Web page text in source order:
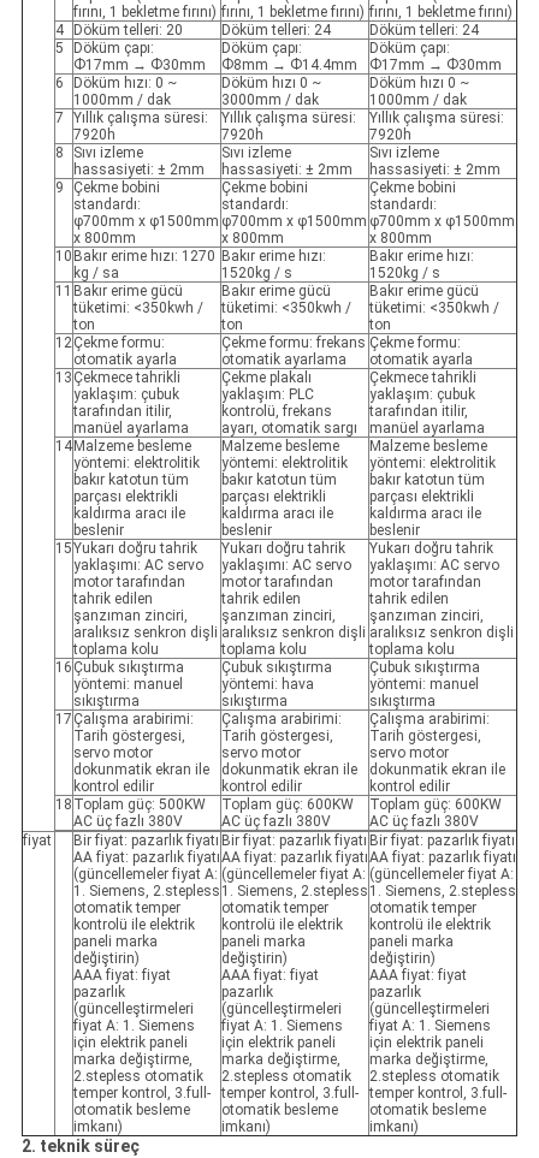
fırını, 1 bekletme fırını) fırını, 1 bekletme fırını) fırını, 1 bekletme fırını)
4
Döküm telleri: 20 Döküm telleri: 24
Döküm telleri: 24
5
Döküm çapı:
Ф17mm → Ф30mm
Döküm çapı:
Ф8mm → Ф14.4mm
Döküm çapı:
Ф17mm → Ф30mm
6
Döküm hızı: 0 ~
1000mm / dak
Döküm hızı 0 ~
3000mm / dak
Döküm hızı 0 ~
1000mm / dak
7
Yıllık çalışma süresi:
7920h
Yıllık çalışma süresi:
7920h
Yıllık çalışma süresi:
7920h
8
Sıvı izleme
hassasiyeti: ± 2mm
Sıvı izleme
hassasiyeti: ± 2mm
Sıvı izleme
hassasiyeti: ± 2mm
9
Çekme bobini
standardı:
φ700mm x φ1500mm
x 800mm
Çekme bobini
standardı:
φ700mm x φ1500mm
x 800mm
Çekme bobini
standardı:
φ700mm x φ1500mm
x 800mm
10 Bakır erime hızı: 1270
kg / sa
Bakır erime hızı:
1520kg / s
Bakır erime hızı:
1520kg / s
11 Bakır erime gücü
tüketimi: <350kwh /
ton
Bakır erime gücü
tüketimi: <350kwh /
ton
Bakır erime gücü
tüketimi: <350kwh /
ton
12Çekme formu:
otomatik ayarla
Çekme formu: frekans
otomatik ayarlama
Çekme formu:
otomatik ayarla
13 Çekmece tahrikli
yaklaşım: çubuk
tarafından itilir,
manüel ayarlama
Çekme plakalı
yaklaşım: PLC
kontrolü, frekans
ayarı, otomatik sargı
Çekmece tahrikli
yaklaşım: çubuk
tarafından itilir,
manüel ayarlama
14 Malzeme besleme
yöntemi: elektrolitik
bakır katotun tüm
parçası elektrikli
kaldırma aracı ile
beslenir
Malzeme besleme
yöntemi: elektrolitik
bakır katotun tüm
parçası elektrikli
kaldırma aracı ile
beslenir
Malzeme besleme
yöntemi: elektrolitik
bakır katotun tüm
parçası elektrikli
kaldırma aracı ile
beslenir
15Yukarı doğru tahrik
yaklaşımı: AC servo
motor tarafından
tahrik edilen
şanzıman zinciri,
aralıksız senkron dişli
toplama kolu
Yukarı doğru tahrik
yaklaşımı: AC servo
motor tarafından
tahrik edilen
şanzıman zinciri,
aralıksız senkron dişli
toplama kolu
Yukarı doğru tahrik
yaklaşımı: AC servo
motor tarafından
tahrik edilen
şanzıman zinciri,
aralıksız senkron dişli
toplama kolu
16 Çubuk sıkıştırma
yöntemi: manuel
sıkıştırma
Çubuk sıkıştırma
yöntemi: hava
sıkıştırma
Çubuk sıkıştırma
yöntemi: manuel
sıkıştırma
17 Çalışma arabirimi:
Tarih göstergesi,
servo motor
dokunmatik ekran ile
kontrol edilir
Çalışma arabirimi:
Tarih göstergesi,
servo motor
dokunmatik ekran ile
kontrol edilir
Çalışma arabirimi:
Tarih göstergesi,
servo motor
dokunmatik ekran ile
kontrol edilir
18 Toplam güç: 500KW
AC üç fazlı 380V
Toplam güç: 600KW
AC üç fazlı 380V
Toplam güç: 600KW
AC üç fazlı 380V
fiyat
Bir fiyat: pazarlık fiyatı
AA fiyat: pazarlık fiyatı
(güncellemeler fiyat A:
1. Siemens, 2.stepless
otomatik temper
kontrolü ile elektrik
paneli marka
değiştirin)
AAA fiyat: fiyat
pazarlık
(güncelleştirmeleri
fiyat A: 1. Siemens
için elektrik paneli
marka değiştirme,
2.stepless otomatik
temper kontrol, 3.full-
otomatik besleme
imkanı)
Bir fiyat: pazarlık fiyatı
AA fiyat: pazarlık fiyatı
(güncellemeler fiyat A:
1. Siemens, 2.stepless
otomatik temper
kontrolü ile elektrik
paneli marka
değiştirin)
AAA fiyat: fiyat
pazarlık
(güncelleştirmeleri
fiyat A: 1. Siemens
için elektrik paneli
marka değiştirme,
2.stepless otomatik
temper kontrol, 3.full-
otomatik besleme
imkanı)
Bir fiyat: pazarlık fiyatı
AA fiyat: pazarlık fiyatı
(güncellemeler fiyat A:
1. Siemens, 2.stepless
otomatik temper
kontrolü ile elektrik
paneli marka
değiştirin)
AAA fiyat: fiyat
pazarlık
(güncelleştirmeleri
fiyat A: 1. Siemens
için elektrik paneli
marka değiştirme,
2.stepless otomatik
temper kontrol, 3.full-
otomatik besleme
imkanı)
2. teknik süreç